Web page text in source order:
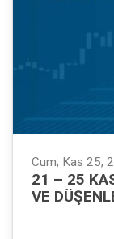
Cum, Kas 25,
21 – 25
VE